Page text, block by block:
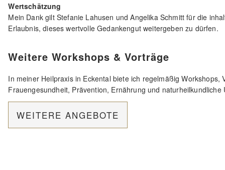
Wertschätzung
Mein Dank gilt Stefanie Lahusen und Angelika Schmitt für die
Erlaubnis, dieses wertvolle Gedankengut weitergeben zu dürfen.
Weitere Workshops & Vorträge
In meiner Heilpraxis in Eckental biete ich regelmäßig
Frauengesundheit, Prävention, Ernährung und naturheilkundliche
WEITERE ANGEBOTE